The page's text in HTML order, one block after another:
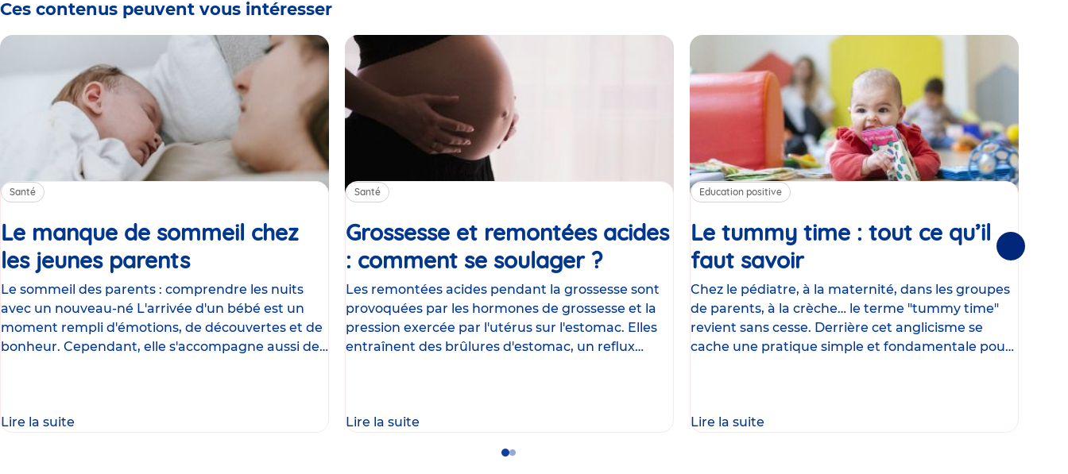
Ces contenus peuvent vous intéresser
Santé
Le manque de sommeil chez
les jeunes parentsArticle
Le sommeil des parents : comprendre les nuits
avec un nouveau-né L'arrivée d'un bébé est un
moment rempli d'émotions, de découvertes et de
bonheur. Cependant, elle s'accompagne aussi de
Lire la suite
Santé
Grossesse et remontées acides
: comment se soulager ?Article
Les remontées acides pendant la grossesse sont
provoquées par les hormones de grossesse et la
pression exercée par l'utérus sur l'estomac. Elles
entraînent des brûlures d'estomac, un reflux
Lire la suite
Education positive
Le tummy time : tout ce qu’il
faut savoirArticle
Chez le pédiatre, à la maternité, dans les groupes
de parents, à la crèche… le terme "tummy time"
revient sans cesse. Derrière cet anglicisme se
cache une pratique simple et fondamentale pour
Lire la suite
Suivantes
GoGo